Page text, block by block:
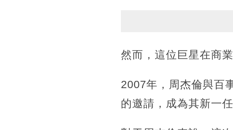
然而，這位巨星在商
2007年，周杰倫與百
的邀請，成為其新一